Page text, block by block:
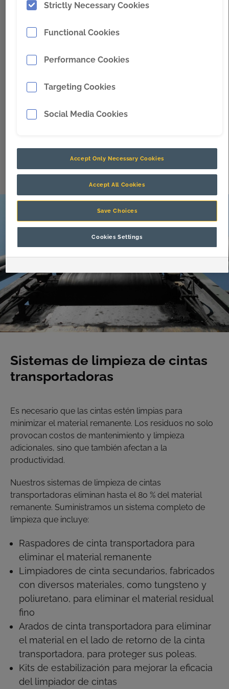
transportadoras para minería a medida, entrega rápida y
rendimiento.
condiciones de la minería australiana.
Sistemas de limpieza de cintas
transportadoras
Es necesario que las cintas estén limpias para
minimizar el material remanente. Los residuos no solo
provocan costos de mantenimiento y limpieza
adicionales, sino que también afectan a la
productividad.
Nuestros sistemas de limpieza de cintas
transportadoras eliminan hasta el 80 % del material
remanente. Suministramos un sistema completo de
limpieza que incluye:
Raspadores de cinta transportadora para
eliminar el material remanente
Limpiadores de cinta secundarios, fabricados
con diversos materiales, como tungsteno y
poliuretano, para eliminar el material residual
fino
Arados de cinta transportadora para eliminar
el material en el lado de retorno de la cinta
transportadora, para proteger sus poleas.
Kits de estabilización para mejorar la eficacia
del limpiador de cintas
Strictly Necessary Cookies
Functional Cookies
Performance Cookies
Targeting Cookies
Social Media Cookies
Accept Only Necessary Cookies
Accept All Cookies
Save Choices
Cookies Settings